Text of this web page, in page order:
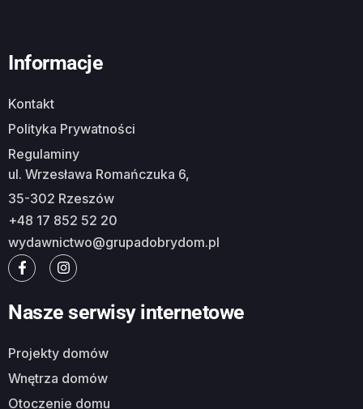
Informacje
Kontakt
Polityka Prywatności
Regulaminy
ul. Wrzesława Romańczuka 6,
35-302 Rzeszów
+48 17 852 52 20
wydawnictwo@grupadobrydom.pl
Nasze serwisy internetowe
Projekty domów
Wnętrza domów
Otoczenie domu